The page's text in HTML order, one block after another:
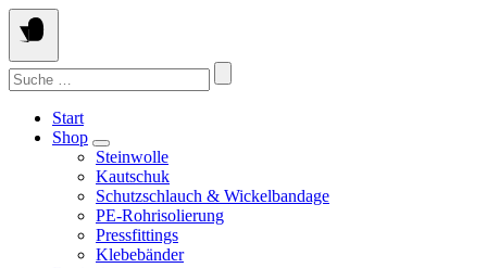
Springen
Sie
zum
Inhalt
Suchen
nach:
Start
Shop
Steinwolle
Kautschuk
Schutzschlauch & Wickelbandage
PE-Rohrisolierung
Pressfittings
Klebebänder